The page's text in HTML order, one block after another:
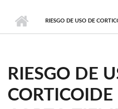
RIESGO DE USO DE
RIESGO DE
CORTICOIDE